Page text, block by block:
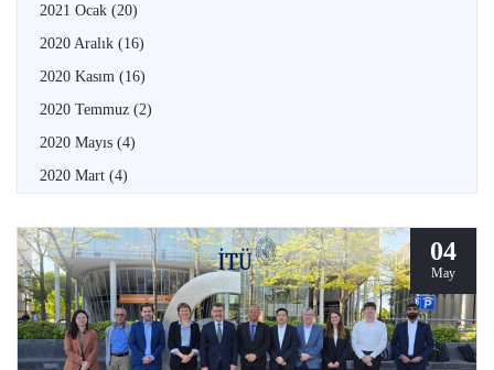
2021 Ocak (20)
2020 Aralık (16)
2020 Kasım (16)
2020 Temmuz (2)
2020 Mayıs (4)
2020 Mart (4)
04
May